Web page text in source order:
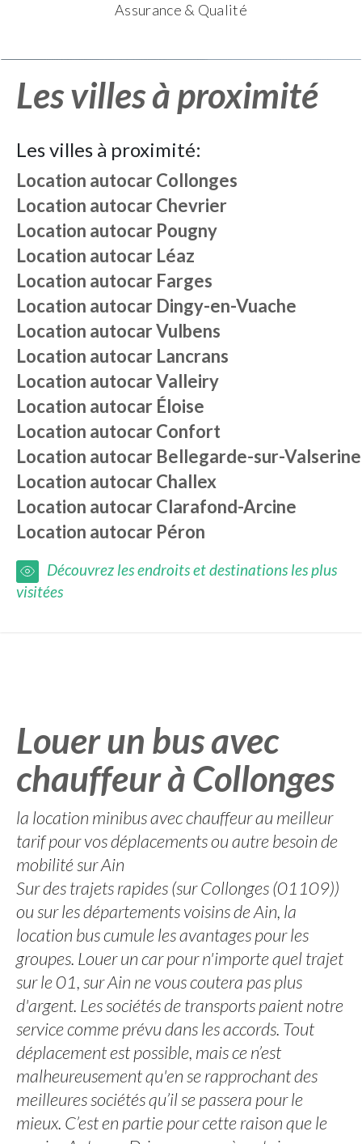
Assurance & Qualité
Les villes à proximité
Les villes à proximité:
Location autocarCollonges
Location autocarChevrier
Location autocar Pougny
Location autocar Léaz
Location autocar Farges
Location autocar Dingy-en-Vuache
Location autocarVulbens
Location autocar Lancrans
Location autocarValleiry
Location autocar Éloise
Location autocarConfort
Location autocar Bellegarde-sur-Valserine
Location autocarChallex
Location autocarClarafond-Arcine
Location autocar Péron
Découvrez les endroits et destinations les plus
visitées
Louer un bus avec
chauffeur à Collonges
la location minibus avec chauffeur au meilleur
tarif pour vos déplacements ou autre besoin de
mobilité sur Ain
Sur des trajets rapides (sur Collonges (01109))
ou sur les départements voisins de Ain, la
location bus cumule les avantages pour les
groupes. Louer un car pour n'importe quel trajet
sur le 01, sur Ain ne vous coutera pas plus
d'argent. Les sociétés de transports paient notre
service comme prévu dans les accords. Tout
déplacement est possible, mais ce n’est
malheureusement qu'en se rapprochant des
meilleures sociétés qu’il se passera pour le
mieux. C’est en partie pour cette raison que le